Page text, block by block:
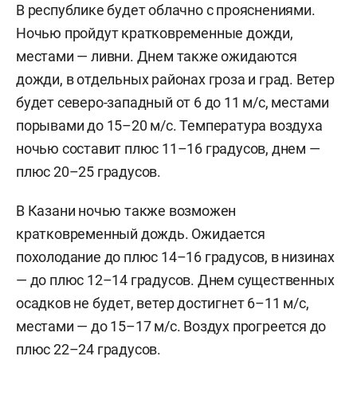
В республике будет облачно с прояснениями.
Ночью пройдут кратковременные дожди,
местами — ливни. Днем также ожидаются
дожди, в отдельных районах гроза и град. Ветер
будет северо-западный от 6 до 11 м/с, местами
порывами до 15–20 м/с. Температура воздуха
ночью составит плюс 11–16 градусов, днем —
плюс 20–25 градусов.
В Казани ночью также возможен
кратковременный дождь. Ожидается
похолодание до плюс 14–16 градусов, в низинах
— до плюс 12–14 градусов. Днем существенных
осадков не будет, ветер достигнет 6–11 м/c,
местами — до 15–17 м/с. Воздух прогреется до
плюс 22–24 градусов.